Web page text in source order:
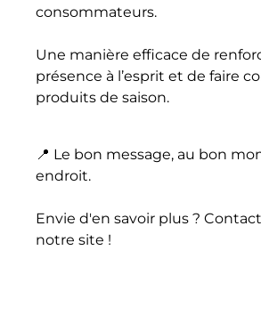
consommateurs.
Une manière efficace de
présence à l’esprit et de faire
produits de saison.
📍 Le bon message, au bon
endroit.
Envie d'en savoir plus ?
notre site !